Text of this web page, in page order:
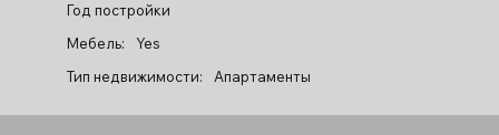
Год постройки
Мебель:
Yes
Тип недвижимости:
Апартаменты